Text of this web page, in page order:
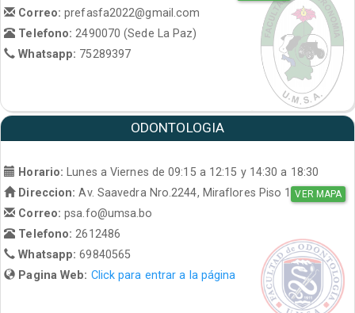
Correo:prefasfa2022@gmail.com
Telefono: 2490070 (Sede La Paz)
Whatsapp: 75289397
ODONTOLOGIA
Horario: Lunes a Viernes de 09:15 a 12:15 y 14:30 a 18:30
Direccion: Av. Saavedra Nro.2244, Miraflores Piso 1 VER MAPA
Correo:psa.fo@umsa.bo
Telefono:2612486
Whatsapp:69840565
Pagina Web: Click para entrar a la página